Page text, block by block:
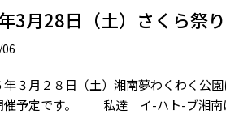
3月28日（土）さくら祭
年３月２８日（土）湘南夢わくわく公
予定です。 私達 イ-ハト-ブ湘